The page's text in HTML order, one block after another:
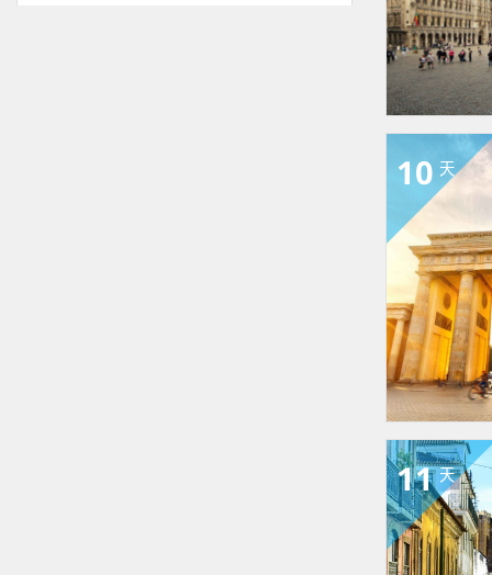
10 天
11 天